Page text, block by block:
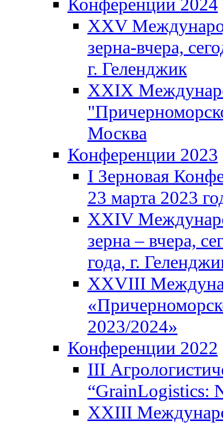
Конференции 2024
XXV
зерна-вчера,
г. Геленджик
XXIX
Москва
Конференции 2023
I Зерновая
23 марта 2023
XXIV
зерна – вчера,
года, г.
XXVIII
2023/2024»
Конференции 2022
III
“GrainLogistics:
XXIII